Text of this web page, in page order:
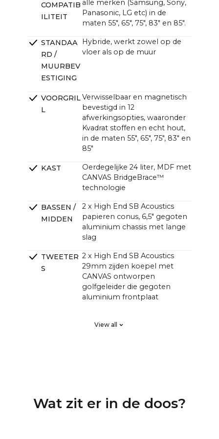
~47,6 x ~13,0 x ~4,7 in (4,3 in zonder beugel)
COMPATIB
ILITEIT
alle merken (Samsung, Sony,
Panasonic, LG etc) in de
maten 55", 65", 75", 83" en 85".
STANDAA
RD /
MUURBEV
ESTIGING
Hybride, werkt zowel op de
vloer als op de muur
VOORGRIL
L
Verwisselbaar en magnetisch
bevestigd in 12
afwerkingsopties, waaronder
Kvadrat stoffen en echt hout,
in de maten 55", 65", 75", 83" en
85"
KAST
Oerdegelijke 24 liter, MDF met
CANVAS BridgeBrace™
technologie
BASSEN /
MIDDEN
2 x High End SB Acoustics
papieren conus, 6,5" gegoten
aluminium chassis met lange
slag
TWEETER
S
2 x High End SB Acoustics
29mm zijden koepel met
CANVAS ontworpen
golfgeleider die gegoten
aluminium frontplaat
low-loss hoge precisie, lange
ERS
versterkers met een totaal
View all
Wat zit er in de doos?